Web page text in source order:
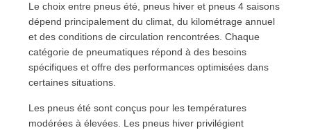
Le choix entre pneus été, pneus hiver et pneus 4 saisons
dépend principalement du climat, du kilométrage annuel
et des conditions de circulation rencontrées. Chaque
catégorie de pneumatiques répond à des besoins
spécifiques et offre des performances optimisées dans
certaines situations.
Les pneus été sont conçus pour les températures
modérées à élevées. Les pneus hiver privilégient